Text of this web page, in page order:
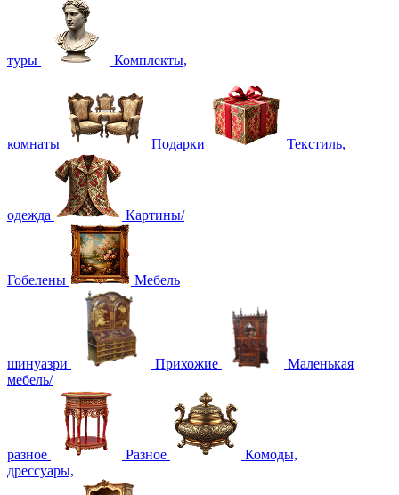
туры Комплекты,
комнаты Подарки Текстиль,
одежда Картины/
Гобелены Мебель
шинуазри Прихожие
Маленькая
мебель/
разное Разное
Комоды,
дрессуары,